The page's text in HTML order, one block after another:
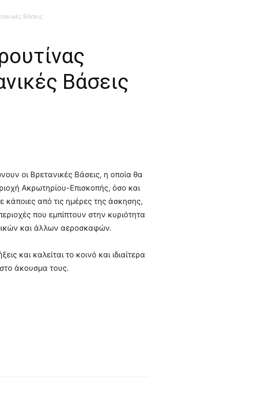
Βάσεις
Βάσεις
οι Βρετανικές Βάσεις, η οποία θα
Ακρωτηρίου-Επισκοπής, όσο και
από τις ημέρες της άσκησης,
που εμπίπτουν στην κυριότητα
και άλλων αεροσκαφών.
και καλείται το κοινό και ιδιαίτερα
άκουσμα τους.